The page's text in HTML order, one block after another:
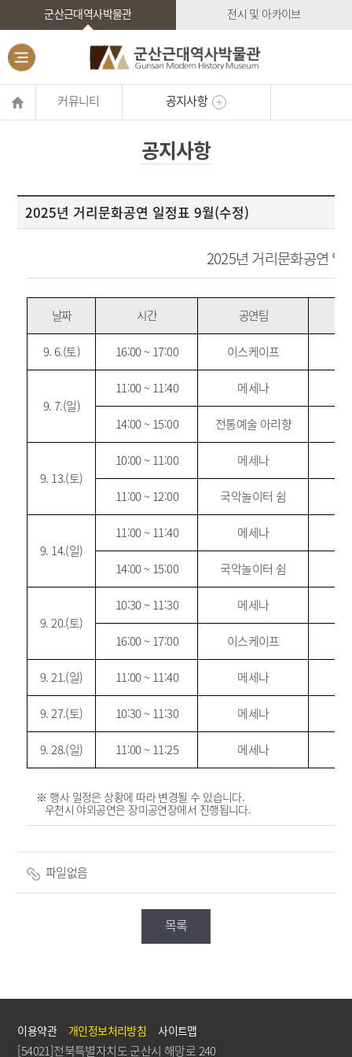
군산근대역사박물관 전시 및 아카이브
커뮤니티 공지사항
공지사항
2025년 거리문화공연 일정표 9월(수정)
2025년 거리문화공연 일
날짜 시간 공연팀
9. 6.(토) 16:00 ~ 17:00 이스케이프
9. 7.(일)
11:00 ~ 11:40 메세나
14:00 ~ 15:00 전통예술 아리향
9. 13.(토)
10:00 ~ 11:00 메세나
11:00 ~ 12:00 국악놀이터 쉼
9. 14.(일)
11:00 ~ 11:40 메세나
14:00 ~ 15:00 국악놀이터 쉼
9. 20.(토)
10:30 ~ 11:30 메세나
16:00 ~ 17:00 이스케이프
9. 21.(일) 11:00 ~ 11:40 메세나
9. 27.(토) 10:30 ~ 11:30 메세나
9. 28.(일) 11:00 ~ 11:25 메세나
※ 행사 일정은 상황에 따라 변경될 수 있습니다.
우천시 야외공연은 장미공연장에서 진행됩니다.
파일없음
목록
이용약관 개인정보처리방침 사이트맵
[54021]전북특별자치도 군산시 해망로 240